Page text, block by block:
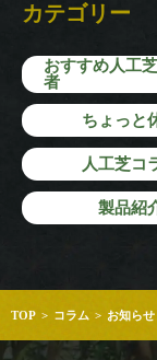
カテゴリー
おすすめ人工
者
ちょっと
人工芝コ
製品紹
TOP コラム お知らせ